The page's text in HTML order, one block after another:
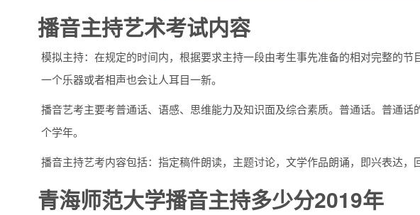
播音主持艺术考试内容
模拟主持：在规定的时间内，根据要求主持一段由考生事先准备的相对完整的
一个乐器或者相声也会让人耳目一新。
播音艺考主要考普通话、语感、思维能力及知识面及综合素质。普通话。普通
个学年。
播音主持艺考内容包括：指定稿件朗读，主题讨论，文学作品朗诵，即兴表达，
青海师范大学播音主持多少分2019年